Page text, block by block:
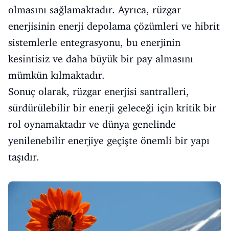
olmasını sağlamaktadır. Ayrıca, rüzgar
enerjisinin enerji depolama çözümleri ve hibrit
sistemlerle entegrasyonu, bu enerjinin
kesintisiz ve daha büyük bir pay almasını
mümkün kılmaktadır.
Sonuç olarak, rüzgar enerjisi santralleri,
sürdürülebilir bir enerji geleceği için kritik bir
rol oynamaktadır ve dünya genelinde
yenilenebilir enerjiye geçişte önemli bir yapı
taşıdır.